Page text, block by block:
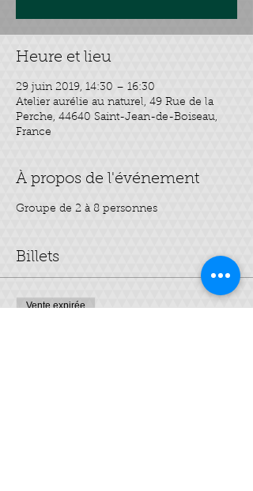
Heure et lieu
29 juin 2019, 14:30 – 16:30
Atelier aurélie au naturel, 49 Rue de la
Perche, 44640 Saint-Jean-de-Boiseau,
France
À propos de l'événement
Groupe de 2 à 8 personnes
Billets
Vente expirée